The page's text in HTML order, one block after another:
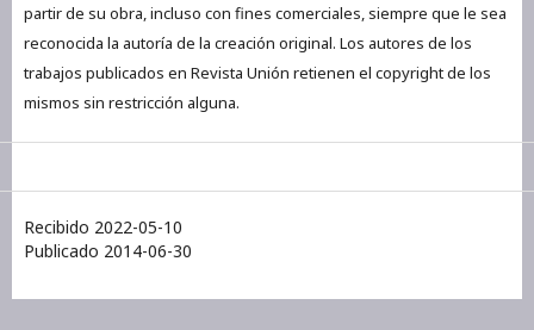
partir de su obra, incluso con fines comerciales, siempre que le sea
reconocida la autoría de la creación original. Los autores de los
trabajos publicados en Revista Unión retienen el copyright de los
mismos sin restricción alguna.
Recibido 2022-05-10
Publicado 2014-06-30